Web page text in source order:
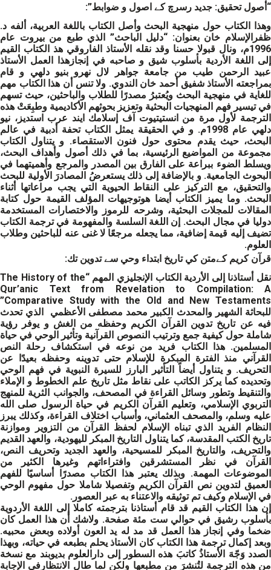
“أصول تحقيق: جديد رسر چ کے اصول و ضوابط”:
وهذا الكتاب حول منهجية البحث وأصل الكتاب باللغة العربية، ألفه د.
ظفرالإسلام خان بعنوان: “دليل الباحث” الذي طبع من بيروت عام
1996م، ونال قبولا حسنا وقد نقله الأستاذ الفاروقي هذ الكتاب القيم
إلى اللغة الأردية بأسلوب شيق و صاحبه في إنجازهذا العمل الأستاذ
عبيد الرحمن طيب من جامعة جواهر لال نهرو بنيو دلهي و قام
بمراجعته الأستاذ شفيق أحمد خان الندوي. ولا تنس أن هذا الكتاب مهم
للغاية في منهجية البحث ويُعتبرُ مصدرًا للطلاب والباحثين، حيث تسهم
في تيسير فهم المنهجيات البحثية وتعزيز بحوثهم الأكاديمية وطبِعَتْ هذه
الترجمة لأول مرة من انستيتيوت آف إسلامك ايند عرب استديز، نيو
دلهي عام 1998م. و في الحقيقة يمثل الكتاب تحفة أدبية في عالم
البحث، حيث يقدم محتوى حول فنون الاستقصاء. و يتناول الكتاب
مجموعة من المواضيع الرئيسية، بما في ذلك أصول وأهداف البحث،
ويسلط الضوء ببراعة على الفارق بين المصدر والمرجع وأهميتهما في
البحوث الجامعية. و بالإضافة إلى ذلك يستعرضُ المصادرَ الأولية للبحث
والتحقيق، مع التركيز على النقاط الحيوية التي يجب مراعاتها أثناء
البحث. وما يميز الكتاب أيضا هوتوجيهات المؤلف القيمة حول كتابة
المقالات للمجلات البحثية، وشرحه للرموز والاختصارات المستخدمة
دوليا في مجال البحث. إن اللغة السلسة والمفهومة في ترجمة الكتاب
تضيف إليه قيمة إضافية، مما يجعله مرجعًا لا غنى عنه للباحثين وطلاب
العلوم.
قرآن كريمکےمتن كي تاريخ ابتداء وحي سے تدوين تك:
نقل أستاذنا إلى الأردية الكتاب الإنجليزي المهم “The History of the
Qur’anic Text from Revelation to Compilation: A
Comparative Study with the Old and New Testaments”
للبحاثة الشهير والمحدث الكبير محمد مصطفى الأعظمي الذي تحدث
فيه عن تاريخ تدوين القرآن الكريم وحفظه من الغش و يوفر رؤية
شاملة حول كيفية جمع وترتيب النصوص القرآنية وتأثير الوحي في حياة
المسلمين. هذا الكتاب فريد من نوعه في استكشاف رحلة النص
القرآني منذ الفترة المبكرة للإسلام حتى تدوينه وحفظه بعيدًا عن
التحريف. و يتناول أيضاً التأثير البارز للسيرة النبوية في فهم الوحي
وتحديده كما يركز الكاتب على نقاط مثل تاريخ علم الخطوط و الإملاء
والتنقيط وتطور وسائل القراءة في المصحف، والجوانب الثرية للمنهج
التربوي الإسلامي، وتعليم القرآن الكريم في حياة الرسول صلى الله
عليه وسلم، والمصحف العثماني، وأسباب اختلاف القراءة، وكذلك يبرز
النظام الفريد الذي تبناه الإسلام لحفظ القرآن من التزوير وموازنة
تاريخ الكتب المقدسة، كما يتناول التاريخ المبكر لليهودية، والعهد القديم
والتحريف، والتاريخ المبكر للمسيحية، والعهد الجديد وتحريف النص،
القرآن في نظر المستشرقين وافتراءاتهم وغيرها الكثير من
الموضوعات المهمة. وبذلك يعتبر هذا الكتاب مصدرًا أساسيًا للفهم
العميق لتدوين نص القرآن الكريم وتفصيلا شاملا حول مفهوم الوحي
في الإسلام وكيف تم توثيقه والاعتناء به عبر العصور.
إن هذا الكتاب القيم قد قام أستاذنا بترجمته كاملا إلى اللغة الأردوية
بأسلوب رشيق في حوالي ست مئة صفحة. ولاشك أن هذا العمل كان
ضخما وفي إنجاز هذا العمل قد مد له يد العون أولاده وبعض محبيه.
وبعد إكمال ترجمة هذا الكتاب كان الأستاذ يحلم بطبعه في حياته، وبهذا
الصدد وَجّهَ الأستاذُ كاتبَ هذه السطور إلى دارالعلوم بديوبند مع نسخة
من هذه الترجمة لتُنشرَ من مطبعها ولكن لما طال الانتظارفي الإجابة